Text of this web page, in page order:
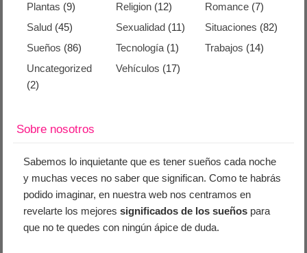
Plantas (9) Religion (12) Romance(7)
Salud (45) Sexualidad (11) Situaciones (82)
Sueños (86) Tecnología (1) Trabajos (14)
Uncategorized
(2)
Vehículos (17)
Sobre nosotros
Sabemos lo inquietante que es tener sueños cada noche
y muchas veces no saber que significan. Como te habrás
podido imaginar, en nuestra web nos centramos en
revelarte los mejoressignificados de los sueños para
que no te quedes con ningún ápice de duda.